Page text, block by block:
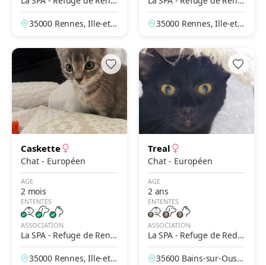
es
35000 Rennes, Ille-et-V
es
35000 Rennes, Ille-et-V
Caskette
Chat - Européen
AGE
2 mois
ENTENTES
ASSOCIATION
La SPA - Refuge de Renn
es
35000 Rennes, Ille-et-V
Treal
Chat - Européen
AGE
2 ans
ENTENTES
ASSOCIATION
La SPA - Refuge de Redo
n
35600 Bains-sur-Oust,